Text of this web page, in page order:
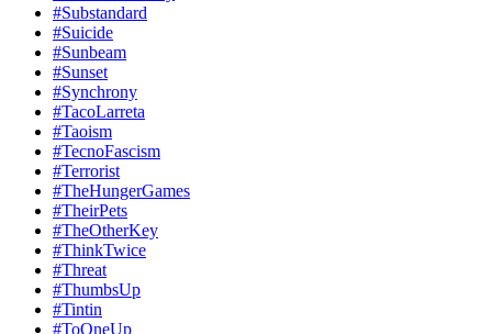
#Substandard
#Suicide
#Sunbeam
#Sunset
#Synchrony
#TacoLarreta
#Taoism
#TecnoFascism
#Terrorist
#TheHungerGames
#TheirPets
#TheOtherKey
#ThinkTwice
#Threat
#ThumbsUp
#Tintin
#ToOneUp